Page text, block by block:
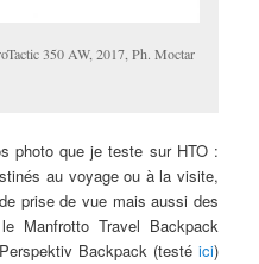
350 AW, 2017, Ph. Moctar
photo que je teste sur HTO :
au voyage ou à la visite,
prise de vue mais aussi des
Manfrotto Travel Backpack
Backpack (testé ici)